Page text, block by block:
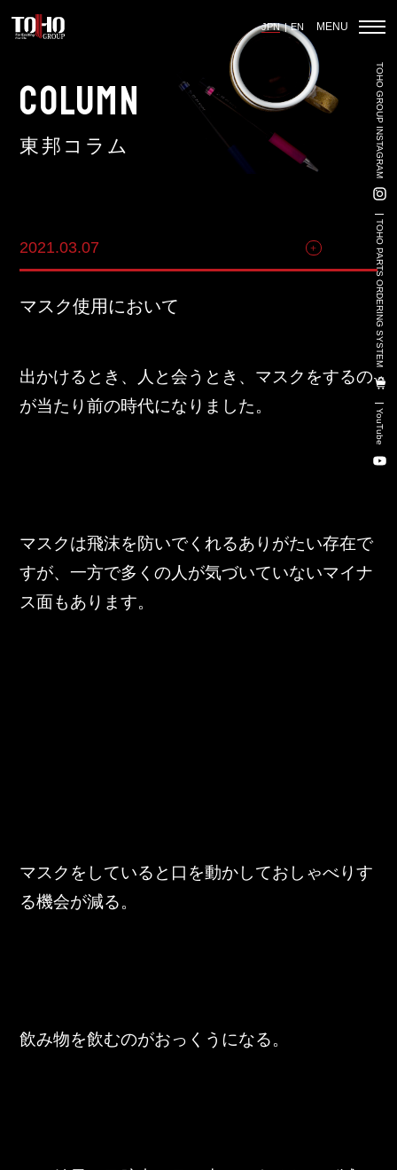
JPN EN MENU
中古車販売事業
輸出入事業
新卒・キャリア採用コンサルティング事業
株式会社 東邦ホールディングス
東邦自動車 株式会社
東邦コラム
お問い合わせ
TOHO GROUP INSTAGRAM
TOHO GROUP INSTAGRAM
TOHO PARTS ORDERING SYSTEM
YouTube
COLUMN
東邦コラム
2021.03.07 その他
マスク使用において
出かけるとき、人と会うとき、マスクをするの
が当たり前の時代になりました。
マスクは飛沫を防いでくれるありがたい存在で
すが、一方で多くの人が気づいていないマイナ
ス面もあります。
マスクをしていると口を動かしておしゃべりす
る機会が減る。
飲み物を飲むのがおっくうになる。